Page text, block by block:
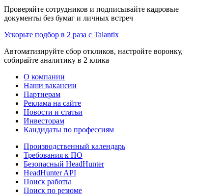
Проверяйте сотрудников и подписывайте кадровые
документы без бумаг и личных встреч
Ускорьте подбор в 2 раза с Talantix
Автоматизируйте сбор откликов, настройте воронку,
собирайте аналитику в 2 клика
О компании
Наши вакансии
Партнерам
Реклама на сайте
Новости и статьи
Инвесторам
Кандидаты по профессиям
Производственный календарь
Требования к ПО
Безопасный HeadHunter
HeadHunter API
Поиск работы
Поиск по резюме